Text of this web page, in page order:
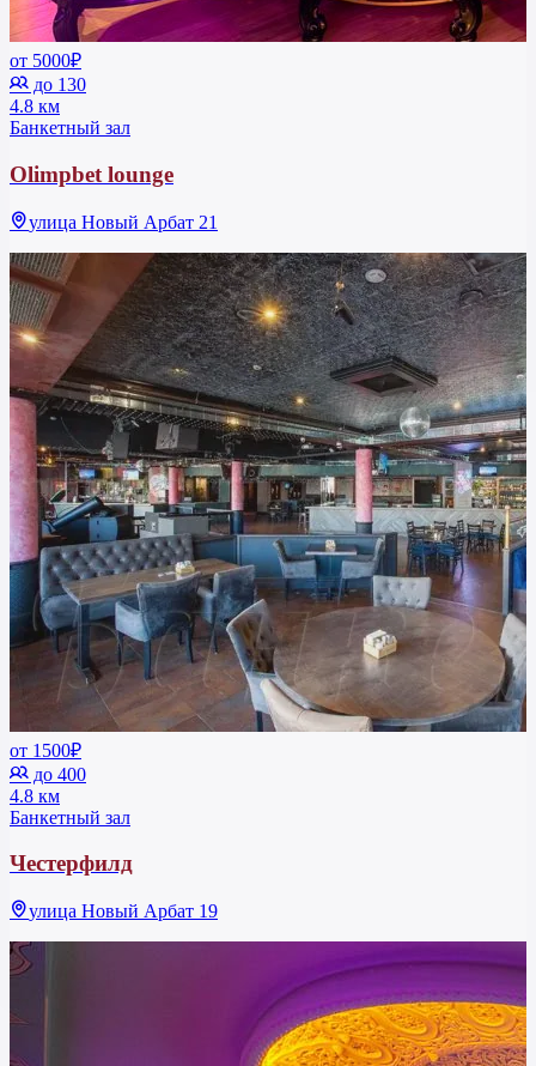
от 5000₽
до 130
4.8 км
Банкетный зал
Olimpbet lounge
улица Новый Арбат 21
от 1500₽
до 400
4.8 км
Банкетный зал
Честерфилд
улица Новый Арбат 19